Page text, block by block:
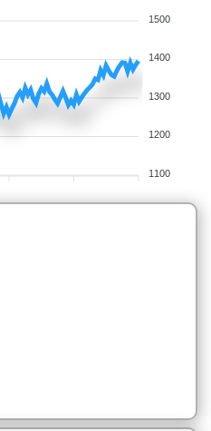
1500
1400
1300
1200
1100